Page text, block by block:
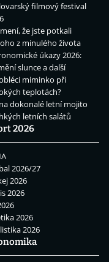
filmový festival
že jste potkali
z minulého života
úkazy 2026:
slunce a další
miminko při
teplotách?
na dokonalé letní mojito
letních salátů
2026
2026/27
2026
2026
2026
2026